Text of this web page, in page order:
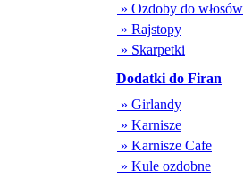
» Ozdoby do włosów
» Rajstopy
» Skarpetki
Dodatki do Firan
» Girlandy
» Karnisze
» Karnisze Cafe
» Kule ozdobne